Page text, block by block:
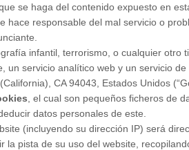
se haga del contenido expuesto en
hace responsable del mal servicio o
infantil, terrorismo, o cualquier otro
un servicio analítico web y un servicio
CA 94043, Estados Unidos
, el cual son pequeños ficheros de
datos personales de este.
(incluyendo su dirección IP) será
pista de su uso del website,